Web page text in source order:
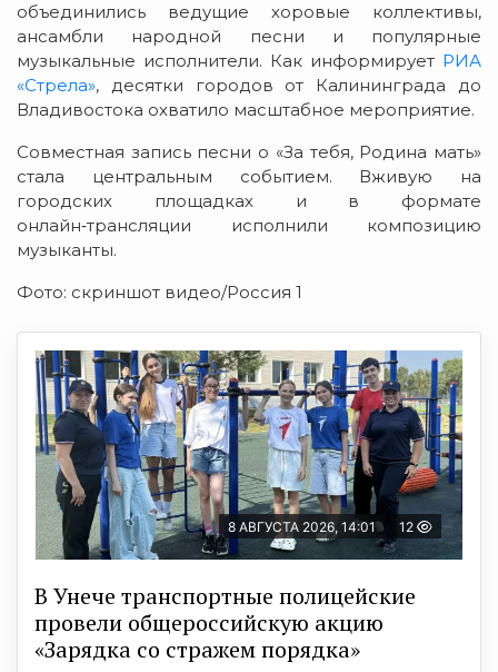
объединились ведущие хоровые коллективы,
ансамбли народной песни и популярные
музыкальные исполнители. Как информирует РИА
«Стрела», десятки городов от Калининграда до
Владивостока охватило масштабное мероприятие.
Совместная запись песни о «За тебя, Родина мать»
стала центральным событием. Вживую на
городских площадках и в формате
онлайн‑трансляции исполнили композицию
музыканты.
Фото: скриншот видео/Россия 1
8 АВГУСТА 2026, 14:01 12
В Унече транспортные полицейские
провели общероссийскую акцию
«Зарядка со стражем порядка»